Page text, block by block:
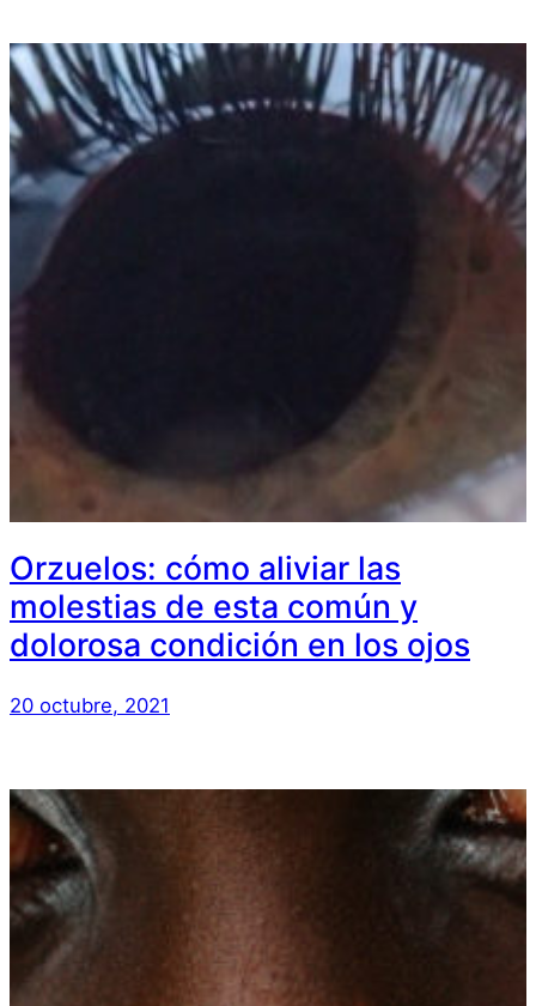
Orzuelos: cómo aliviar las
molestias de esta común y
dolorosa condición en los ojos
20 octubre, 2021